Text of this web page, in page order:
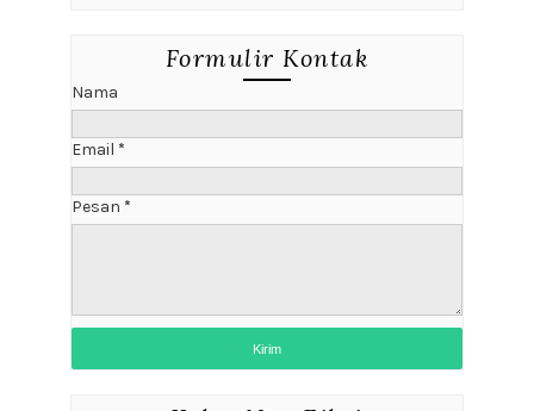
Formulir Kontak
Nama
Email *
Pesan *